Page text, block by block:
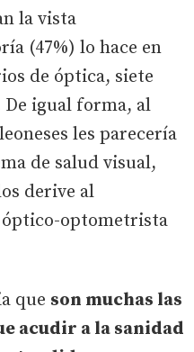
la vista
(47%) lo hace en
de óptica, siete
De igual forma, al
les parecería
de salud visual,
derive al
optometrista
que son muchas las
acudir a la sanidad